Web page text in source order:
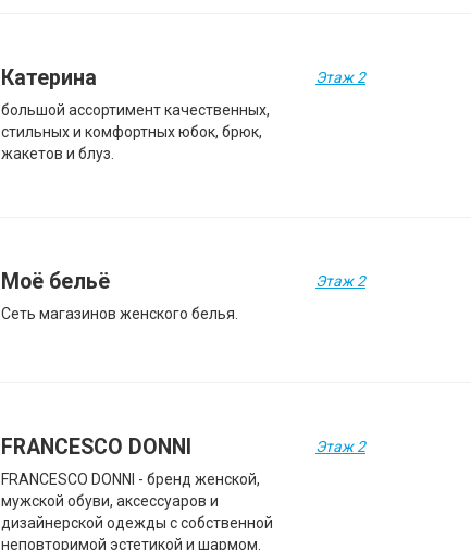
Катерина
большой ассортимент качественных,
стильных и комфортных юбок, брюк,
жакетов и блуз.
Этаж 2
Моё бельё
Cеть магазинов женского белья.
Этаж 2
FRANCESCO DONNI
FRANCESCO DONNI - бренд женской,
мужской обуви, аксессуаров и
дизайнерской одежды с собственной
неповторимой эстетикой и шармом.
Этаж 2